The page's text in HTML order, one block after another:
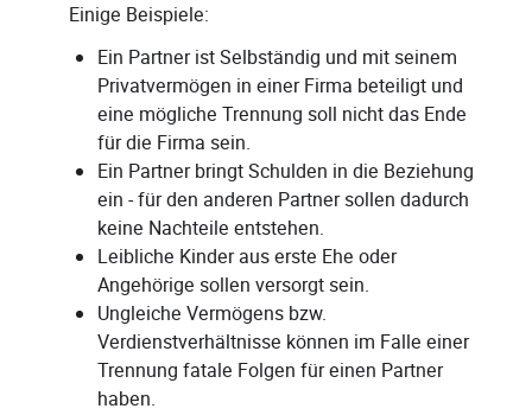
Einige Beispiele:
Ein Partner ist Selbständig und mit seinem
Privatvermögen in einer Firma beteiligt und
eine mögliche Trennung soll nicht das Ende
für die Firma sein.
Ein Partner bringt Schulden in die Beziehung
ein - für den anderen Partner sollen dadurch
keine Nachteile entstehen.
Leibliche Kinder aus erste Ehe oder
Angehörige sollen versorgt sein.
Ungleiche Vermögens bzw.
Verdienstverhältnisse können im Falle einer
Trennung fatale Folgen für einen Partner
haben.